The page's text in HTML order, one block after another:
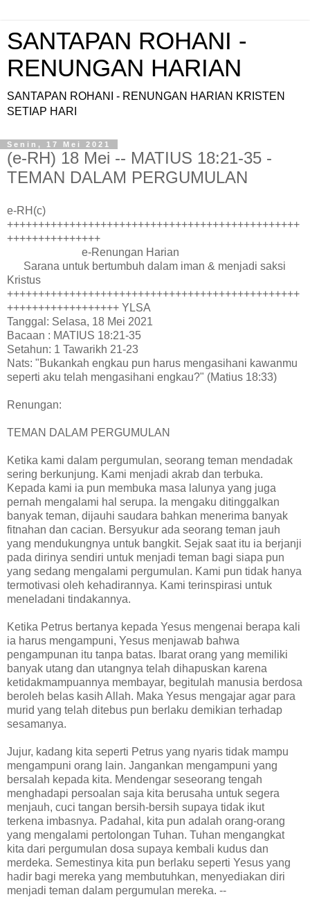
SANTAPAN ROHANI -
RENUNGAN HARIAN
SANTAPAN ROHANI - RENUNGAN HARIAN KRISTEN
SETIAP HARI
Senin, 17 Mei 2021
(e-RH) 18 Mei -- MATIUS 18:21-35 -
TEMAN DALAM PERGUMULAN
e-RH(c)
+++++++++++++++++++++++++++++++++++++++++++++++
+++++++++++++++
e-Renungan Harian
Sarana untuk bertumbuh dalam iman & menjadi saksi
Kristus
+++++++++++++++++++++++++++++++++++++++++++++++
++++++++++++++++++ YLSA
Tanggal: Selasa, 18 Mei 2021
Bacaan : MATIUS 18:21-35
Setahun: 1 Tawarikh 21-23
Nats: "Bukankah engkau pun harus mengasihani kawanmu
seperti aku telah mengasihani engkau?" (Matius 18:33)
Renungan:
TEMAN DALAM PERGUMULAN
Ketika kami dalam pergumulan, seorang teman mendadak
sering berkunjung. Kami menjadi akrab dan terbuka.
Kepada kami ia pun membuka masa lalunya yang juga
pernah mengalami hal serupa. Ia mengaku ditinggalkan
banyak teman, dijauhi saudara bahkan menerima banyak
fitnahan dan cacian. Bersyukur ada seorang teman jauh
yang mendukungnya untuk bangkit. Sejak saat itu ia berjanji
pada dirinya sendiri untuk menjadi teman bagi siapa pun
yang sedang mengalami pergumulan. Kami pun tidak hanya
termotivasi oleh kehadirannya. Kami terinspirasi untuk
meneladani tindakannya.
Ketika Petrus bertanya kepada Yesus mengenai berapa kali
ia harus mengampuni, Yesus menjawab bahwa
pengampunan itu tanpa batas. Ibarat orang yang memiliki
banyak utang dan utangnya telah dihapuskan karena
ketidakmampuannya membayar, begitulah manusia berdosa
beroleh belas kasih Allah. Maka Yesus mengajar agar para
murid yang telah ditebus pun berlaku demikian terhadap
sesamanya.
Jujur, kadang kita seperti Petrus yang nyaris tidak mampu
mengampuni orang lain. Jangankan mengampuni yang
bersalah kepada kita. Mendengar seseorang tengah
menghadapi persoalan saja kita berusaha untuk segera
menjauh, cuci tangan bersih-bersih supaya tidak ikut
terkena imbasnya. Padahal, kita pun adalah orang-orang
yang mengalami pertolongan Tuhan. Tuhan mengangkat
kita dari pergumulan dosa supaya kembali kudus dan
merdeka. Semestinya kita pun berlaku seperti Yesus yang
hadir bagi mereka yang membutuhkan, menyediakan diri
menjadi teman dalam pergumulan mereka. --